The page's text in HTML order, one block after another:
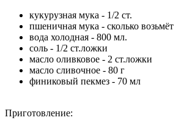
кукурузная мука - 1/2 ст.
пшеничная мука - сколько возьмёт
вода холодная - 800 мл.
соль - 1/2 ст.ложки
масло оливковое - 2 ст.ложки
масло сливочное - 80 г
финиковый пекмез - 70 мл
Приготовление: